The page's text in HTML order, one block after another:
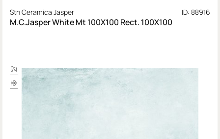
Stn Ceramica Jasper ID: 88916
M.C.Jasper White Mt 100X100 Rect. 100X100